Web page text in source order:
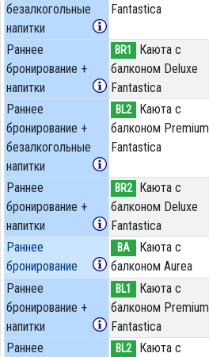
безалкогольные
напитки
Fantastica
Раннее
бронирование +
напитки
BR1
Каюта с
балконом Deluxe
Fantastica
Раннее
бронирование +
безалкогольные
напитки
BL2
Каюта с
балконом Premium
Fantastica
Раннее
бронирование +
напитки
BR2
Каюта с
балконом Deluxe
Fantastica
Раннее
бронирование
BA
Каюта с
балконом Aurea
Раннее
бронирование +
напитки
BL1
Каюта с
балконом Premium
Fantastica
Раннее
BL2
Каюта с